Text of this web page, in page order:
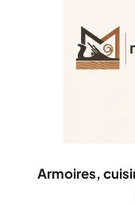
Armoires,